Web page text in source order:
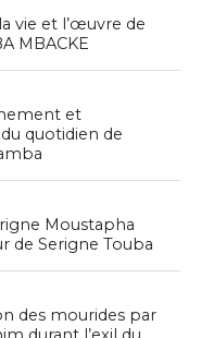
vie et l’œuvre de
MBACKE
et
quotidien de
Moustapha
de Serigne Touba
des mourides par